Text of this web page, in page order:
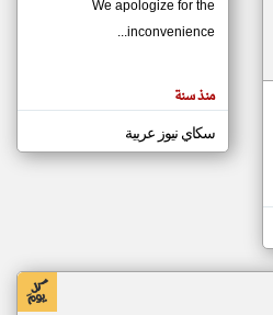
مصادر الأخبار من موريتانيا
اخبار موريتانيا على مدار الساعة
أهم اخبار موريتانيا العاجلة والمباشرة
We apologize for the
inconvenience...
منذ سنة
سكاي نيوز عربية
klyoum.com